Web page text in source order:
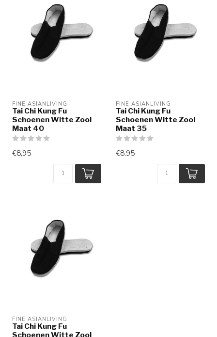
FINE ASIANLIVING
Tai Chi Kung Fu
Schoenen Witte Zool
Maat 40
€8,95
FINE ASIANLIVING
Tai Chi Kung Fu
Schoenen Witte Zool
Maat 35
€8,95
FINE ASIANLIVING
Tai Chi Kung Fu
Schoenen Witte Zool